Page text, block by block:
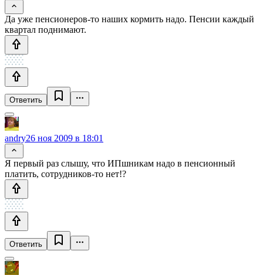
Да уже пенсионеров-то наших кормить надо. Пенсии каждый
квартал поднимают.
Ответить
andry26 ноя 2009 в 18:01
Я первый раз слышу, что ИПшникам надо в пенсионный
платить, сотрудников-то нет!?
Ответить